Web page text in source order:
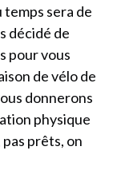
sera de
décidé de
pour vous
de vélo de
donnerons
physique
prêts, on